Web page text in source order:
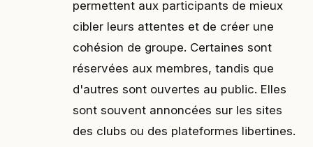
permettent aux participants de mieux
cibler leurs attentes et de créer une
cohésion de groupe. Certaines sont
réservées aux membres, tandis que
d'autres sont ouvertes au public. Elles
sont souvent annoncées sur les sites
des clubs ou des plateformes libertines.